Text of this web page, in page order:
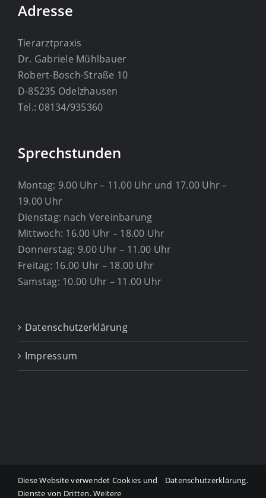
Adresse
Tierarztpraxis
Dr. Gabriele Mühlbauer
Robert-Bosch-Straße 10
D-85235 Odelzhausen
Tel.: 08134/935360
Sprechstunden
Montag: 9.00 Uhr – 11.00 Uhr und 17.00 Uhr –
19.00 Uhr
Dienstag: nach Vereinbarung
Mittwoch: 16.00 Uhr – 18.00 Uhr
Donnerstag: 9.00 Uhr – 11.00 Uhr
Freitag: 16.00 Uhr – 18.00 Uhr
Samstag: 10.00 Uhr – 11.00 Uhr
Datenschutzerklärung
Impressum
Diese Website verwendet Cookies und
Dienste von Dritten. Weitere
Datenschutzerklärung.